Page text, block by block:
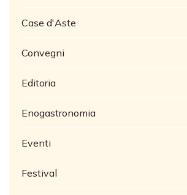
Case d'Aste
Convegni
Editoria
Enogastronomia
Eventi
Festival